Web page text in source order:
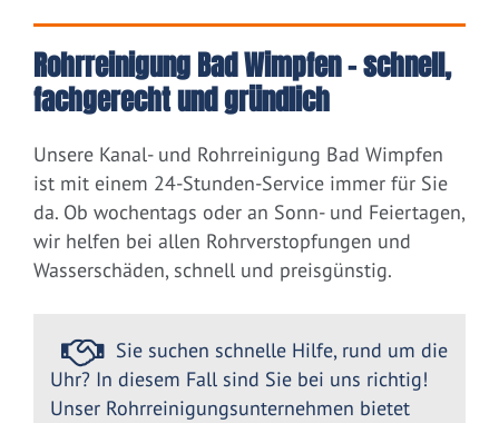
Rohrreinigung Bad Wimpfen – schnell,
fachgerecht und gründlich
Unsere Kanal- und Rohrreinigung Bad Wimpfen
ist mit einem 24-Stunden-Service immer für Sie
da. Ob wochentags oder an Sonn- und Feiertagen,
wir helfen bei allen Rohrverstopfungen und
Wasserschäden, schnell und preisgünstig.
Sie suchen schnelle Hilfe, rund um die
Uhr? In diesem Fall sind Sie bei uns richtig!
Unser Rohrreinigungsunternehmen bietet